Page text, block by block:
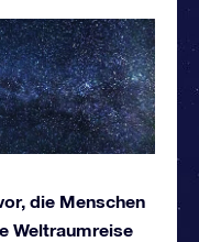
die Menschen
Weltraumreise